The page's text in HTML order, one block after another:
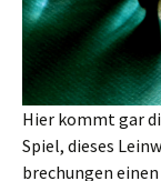
Hier kommt gar
Spiel, dieses
brechungen